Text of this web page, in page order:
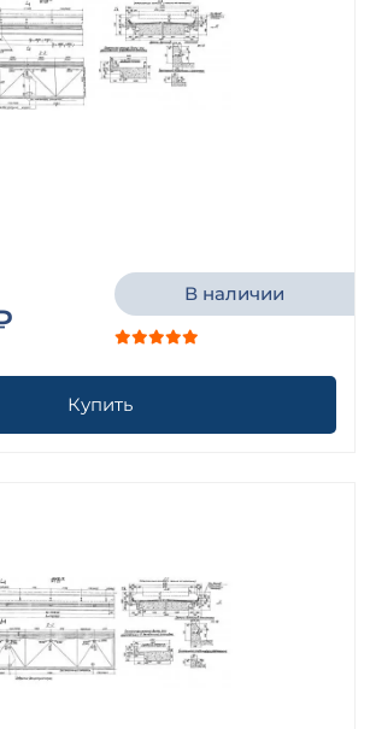
В наличии
Купить